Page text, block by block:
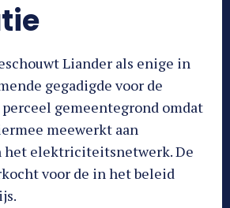
Liander als enige in
gegadigde voor de
gemeentegrond omdat
meewerkt aan
het elektriciteitsnetwerk. De
voor de in het beleid